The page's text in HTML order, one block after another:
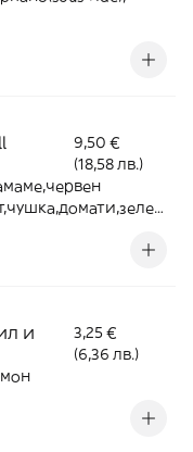
9,50 €
(18,58 лв.)
и
3,25 €
(6,36 лв.)